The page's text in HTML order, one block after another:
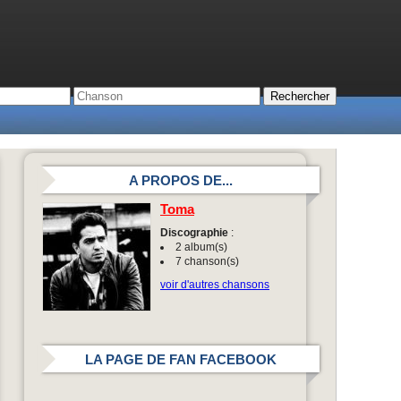
A PROPOS DE...
Toma
Discographie :
2 album(s)
7 chanson(s)
voir d'autres chansons
LA PAGE DE FAN FACEBOOK